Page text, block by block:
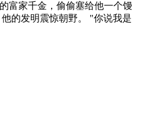
富家千金，偷偷塞给他一个馒
的发明震惊朝野。 "你说我是